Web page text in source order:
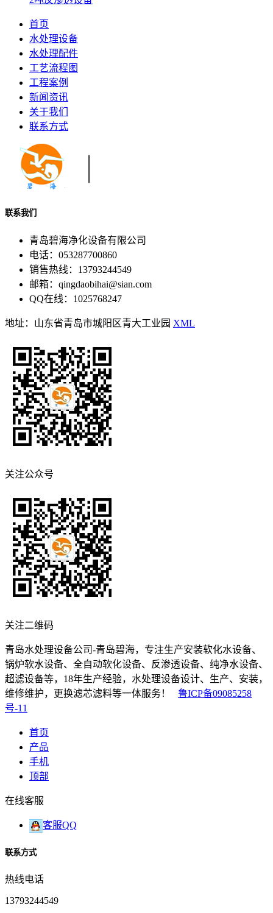
首页
水处理设备
水处理配件
工艺流程图
工程案例
新闻资讯
关于我们
联系方式
联系我们
青岛碧海净化设备有限公司
电话：053287700860
销售热线：13793244549
邮箱：qingdaobihai@sian.com
QQ在线：1025768247
地址：山东省青岛市城阳区青大工业园 XML
关注公众号
关注二维码
青岛水处理设备公司-青岛碧海，专注生产安装软化水设备、
锅炉软水设备、全自动软化设备、反渗透设备、纯净水设备、
超滤设备等，18年生产经验，水处理设备设计、生产、安装，
维修维护，更换滤芯滤料等一体服务！ 鲁ICP备09085258
号-11
首页
产品
手机
顶部
在线客服
客服QQ
联系方式
热线电话
13793244549